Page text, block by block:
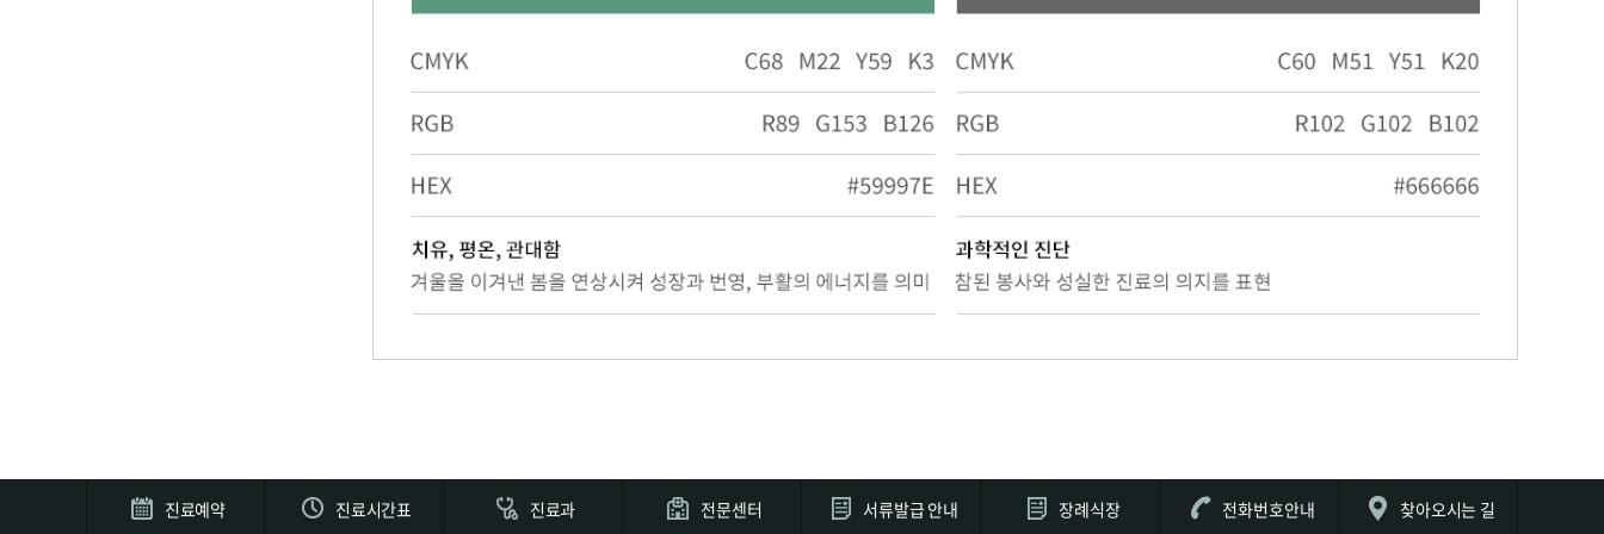
진료예약 진료시간표 진료과 전문센터 서류발급 안내 장례식장 전화번호안내 찾아오시는 길